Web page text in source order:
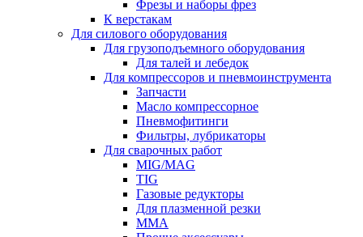
Фрезы и наборы фрез
К верстакам
Для силового оборудования
Для грузоподъемного оборудования
Для талей и лебедок
Для компрессоров и пневмоинструмента
Запчасти
Масло компрессорное
Пневмофитинги
Фильтры, лубрикаторы
Для сварочных работ
MIG/MAG
TIG
Газовые редукторы
Для плазменной резки
ММА